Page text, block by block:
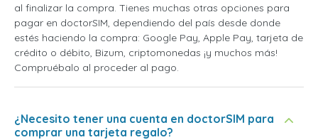
al finalizar la compra. Tienes muchas otras opciones para
pagar en doctorSIM, dependiendo del país desde donde
estés haciendo la compra: Google Pay, Apple Pay, tarjeta de
crédito o débito, Bizum, criptomonedas ¡y muchos más!
Compruébalo al proceder al pago.
¿Necesito tener una cuenta en doctorSIM para
comprar una tarjeta regalo?